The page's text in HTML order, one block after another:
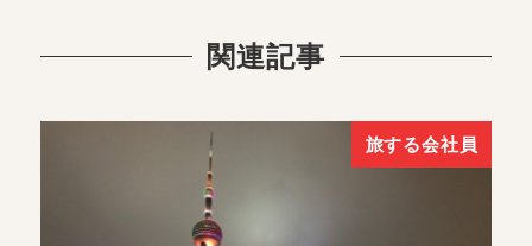
関連記事
旅する会社員